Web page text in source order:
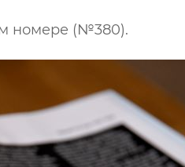
номере (№380).